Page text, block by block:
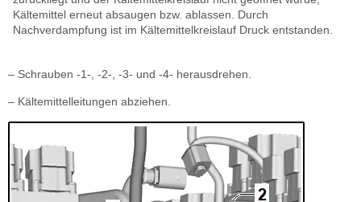
Kältemittel erneut absaugen bzw. ablassen. Durch
Nachverdampfung ist im Kältemittelkreislauf Druck entstanden.
– Schrauben -1-, -2-, -3- und -4- herausdrehen.
– Kältemittelleitungen abziehen.